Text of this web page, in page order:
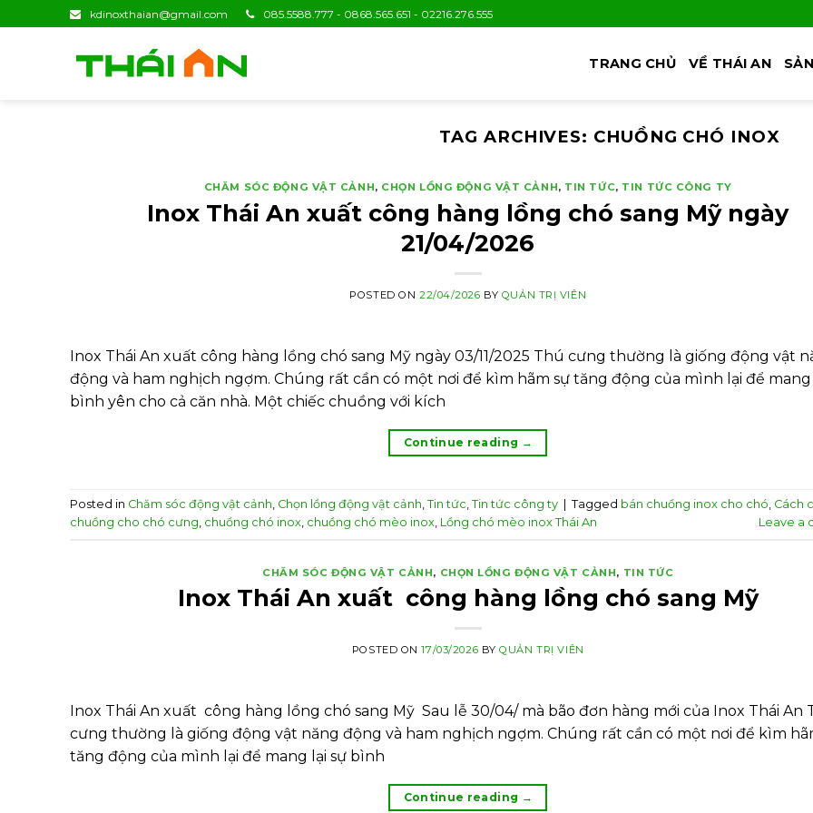
to
kdinoxthaian@gmail.com 085.5588.777 - 0868.565.651 - 02216.276.555
TRANG CHỦ VỀ THÁI AN
TAG ARCHIVES: CHUỒNG CHÓ INOX
CHĂM SÓC ĐỘNG VẬT CẢNH, CHỌN LỒNG ĐỘNG VẬT CẢNH, TIN TỨC, TIN TỨC CÔNG TY
Inox Thái An xuất công hàng lồng chó sang Mỹ ngày
21/04/2026
POSTED ON 22/04/2026 BY QUẢN TRỊ VIÊN
Inox Thái An xuất công hàng lồng chó sang Mỹ ngày 03/11/2025 Thú cưng thường là giống động vật
động và ham nghịch ngợm. Chúng rất cần có một nơi để kìm hãm sự tăng động của mình lại để mang
bình yên cho cả căn nhà. Một chiếc chuồng với kích
Continue reading →
Posted in Chăm sóc động vật cảnh, Chọn lồng động vật cảnh, Tin tức, Tin tức công ty Tagged bán chuồng inox cho chó, Cách
chuồng cho chó cưng, chuồng chó inox, chuồng chó mèo inox, Lồng chó mèo inox Thái An Leave a
CHĂM SÓC ĐỘNG VẬT CẢNH, CHỌN LỒNG ĐỘNG VẬT CẢNH, TIN TỨC
Inox Thái An xuất công hàng lồng chó sang Mỹ
POSTED ON17/03/2026 BYQUẢN TRỊ VIÊN
Inox Thái An xuất công hàng lồng chó sang Mỹ Sau lễ 30/04/ mà bão đơn hàng mới của Inox Thái An
cưng thường là giống động vật năng động và ham nghịch ngợm. Chúng rất cần có một nơi để kìm
tăng động của mình lại để mang lại sự bình
Continue reading →